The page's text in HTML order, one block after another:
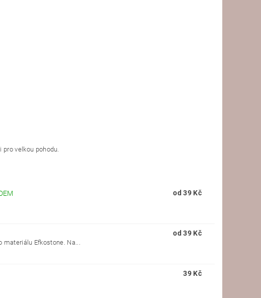
velkou pohodu.
od 39 Kč
materiálu Efkostone. Na...
od 39 Kč
39 Kč